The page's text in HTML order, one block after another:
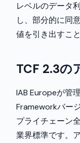
レベルのデータ
し、部分的に同
値を引き出すこ
TCF 2.3の
IAB Europeが管
Frameworkバー
プライチェーン
業界標準です。